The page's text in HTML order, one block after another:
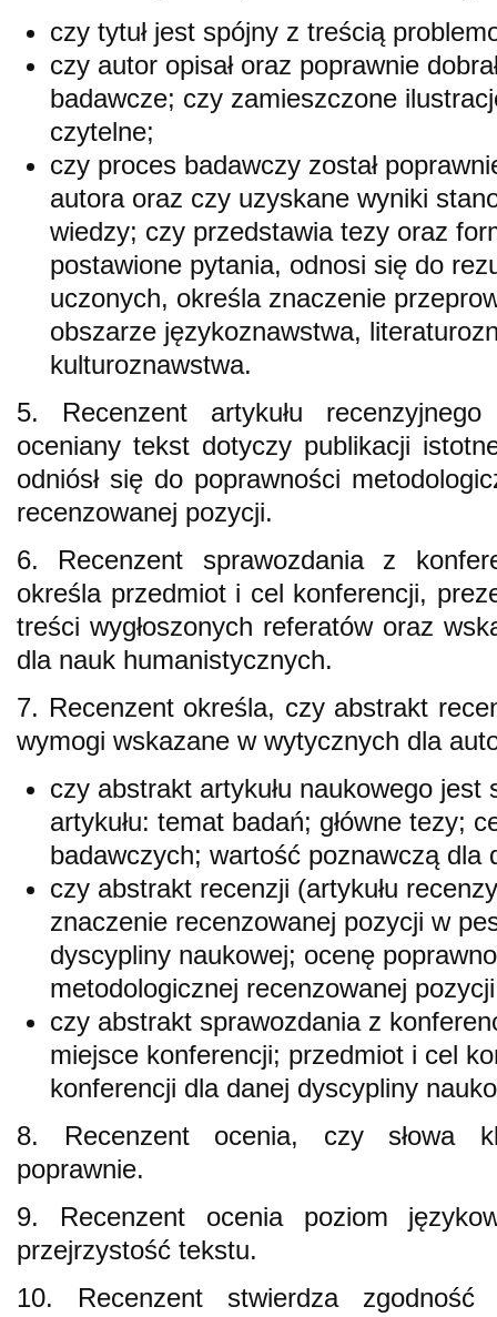
czy tytuł jest spójny z treścią
czy autor opisał oraz poprawnie
badawcze; czy zamieszczone
czytelne;
czy proces badawczy został
autora oraz czy uzyskane wyniki
wiedzy; czy przedstawia tezy oraz
postawione pytania, odnosi się do
uczonych, określa znaczenie
obszarze językoznawstwa,
kulturoznawstwa.
5. Recenzent artykułu
oceniany tekst dotyczy publikacji
odniósł się do poprawności
recenzowanej pozycji.
6. Recenzent sprawozdania z
określa przedmiot i cel konferencji,
treści wygłoszonych referatów oraz
dla nauk humanistycznych.
7. Recenzent określa, czy abstrakt
wymogi wskazane w wytycznych dla
czy abstrakt artykułu naukowego
artykułu: temat badań; główne tezy;
badawczych; wartość poznawczą dla
czy abstrakt recenzji (artykułu
znaczenie recenzowanej pozycji w
dyscypliny naukowej; ocenę
metodologicznej recenzowanej
czy abstrakt sprawozdania z
miejsce konferencji; przedmiot i cel
konferencji dla danej dyscypliny
8. Recenzent ocenia, czy słowa
poprawnie.
9. Recenzent ocenia poziom
przejrzystość tekstu.
10. Recenzent stwierdza